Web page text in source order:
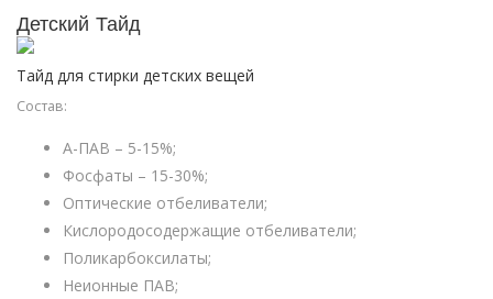
Детский Тайд
Тайд для стирки детских вещей
Состав:
А-ПАВ – 5-15%;
Фосфаты – 15-30%;
Оптические отбеливатели;
Кислородосодержащие отбеливатели;
Поликарбоксилаты;
Неионные ПАВ;